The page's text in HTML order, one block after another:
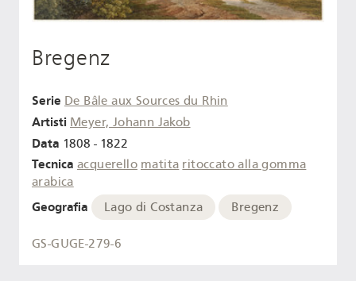
Bregenz
Serie De Bâle aux Sources du Rhin
Artisti Meyer, Johann Jakob
Data 1808 - 1822
Tecnica acquerello matita ritoccato alla gomma
arabica
Geografia Lago di Costanza Bregenz
GS-GUGE-279-6